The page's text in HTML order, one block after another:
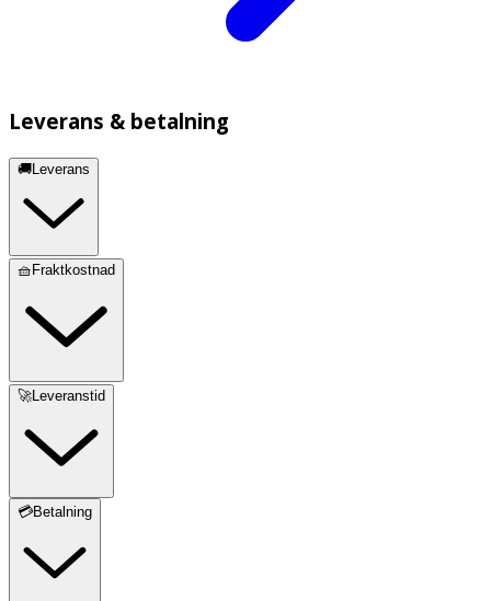
Leverans & betalning
🚚Leverans
🧺Fraktkostnad
🚀Leveranstid
💳Betalning